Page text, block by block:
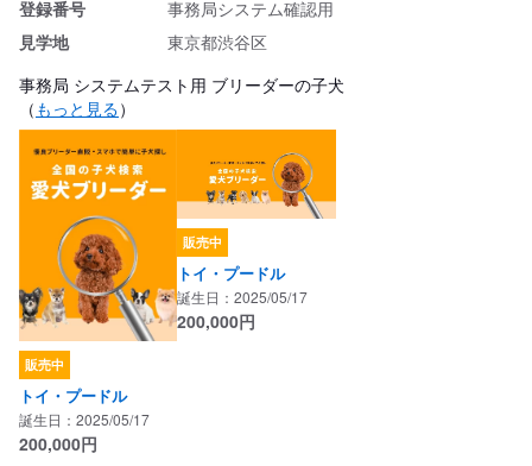
登録番号
事務局システム確認用
見学地
東京都渋谷区
事務局 システムテスト用 ブリーダーの子犬
（ もっと見る）
販売中
トイ・プードル
誕生日：2025/05/17
200,000円
販売中
トイ・プードル
誕生日：2025/05/17
200,000円